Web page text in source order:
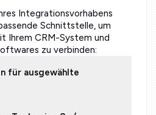
Integrationsvorhabens
Schnittstelle, um
Ihrem CRM-System und
zu verbinden:
für ausgewählte